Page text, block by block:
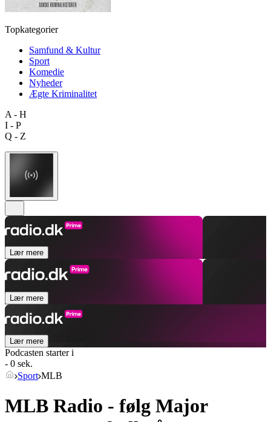
Topkategorier
Samfund & Kultur
Sport
Komedie
Nyheder
Ægte Kriminalitet
A - H
I - P
Q - Z
Lær mere
Lær mere
Lær mere
Podcasten starter i
- 0 sek.
Sport MLB
MLB Radio - følg Major